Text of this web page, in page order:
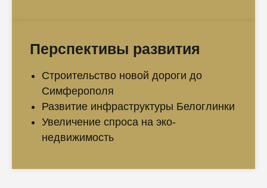
Перспективы развития
Строительство новой дороги до
Симферополя
Развитие инфраструктуры Белоглинки
Увеличение спроса на эко-
недвижимость